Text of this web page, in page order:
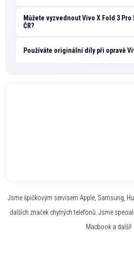
Můžete vyzvednout Vivo X Fold 3 Pro
ČR?
Používáte originální díly při opravě
Jsme špičkovým servisem Apple, Samsung,
dalších značek chytrých telefonů. Jsme
Macbook a další!